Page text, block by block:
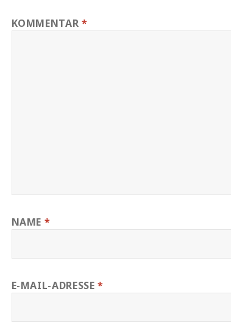
KOMMENTAR *
NAME *
E-MAIL-ADRESSE*